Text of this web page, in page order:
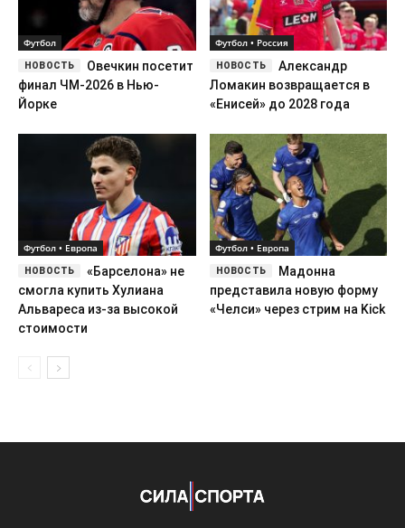
Футбол
Овечкин посетит
финал ЧМ-2026 в Нью-
Йорке
Футбол • Россия
Александр
Ломакин возвращается в
«Енисей» до 2028 года
Футбол • Европа
«Барселона» не
смогла купить Хулиана
Альвареса из-за высокой
стоимости
Футбол • Европа
Мадонна
представила новую форму
«Челси» через стрим на Kick